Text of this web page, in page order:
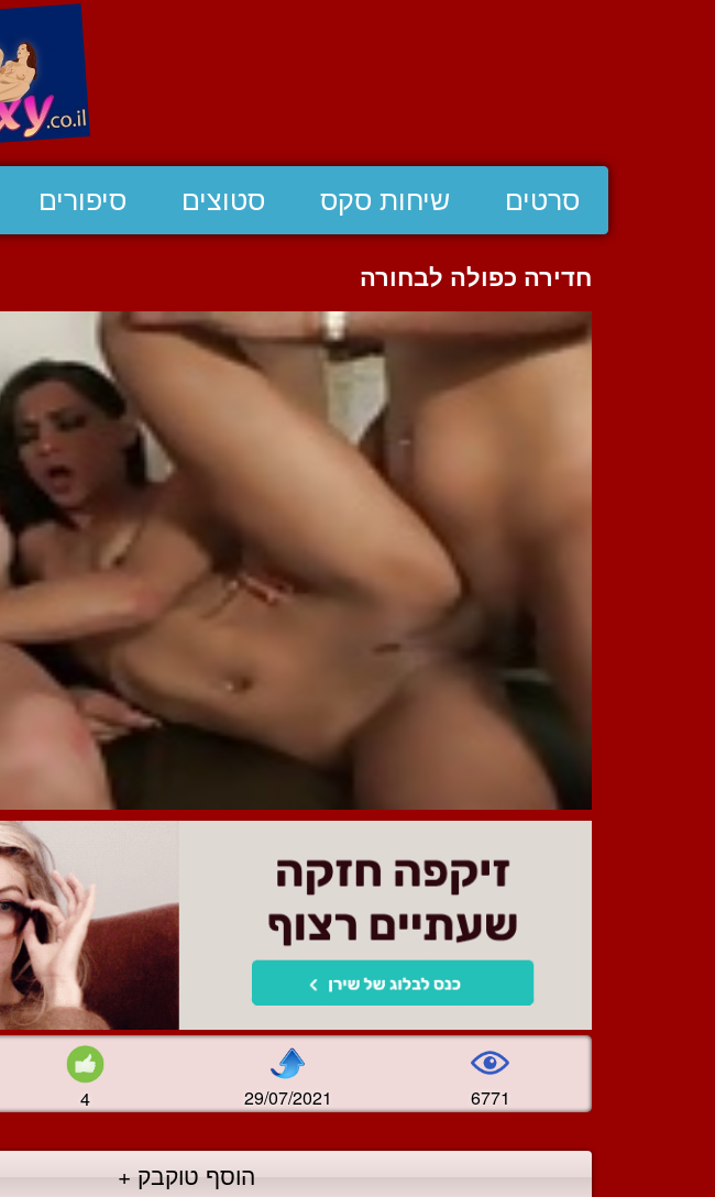
סרטים שיחות סקס סטוצים סיפורים
חדירה כפולה לבחורה
4 29/07/2021 6771
הוסף טוקבק +